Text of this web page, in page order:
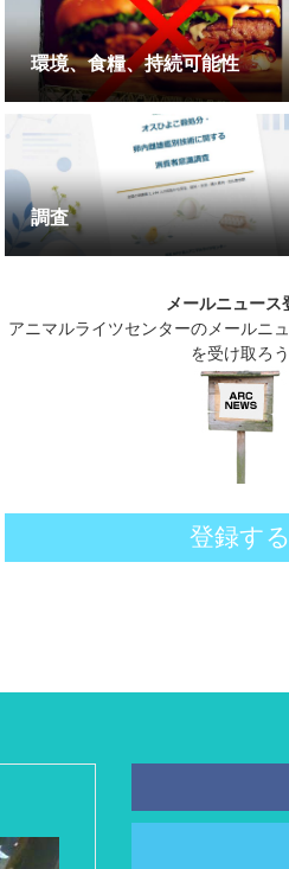
環境、食糧、持続可能性
調査
メールニュース
アニマルライツセンターのメールニ
を受け取ろう
登録す